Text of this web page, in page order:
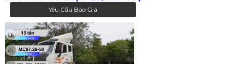
Yêu Cầu Báo Giá